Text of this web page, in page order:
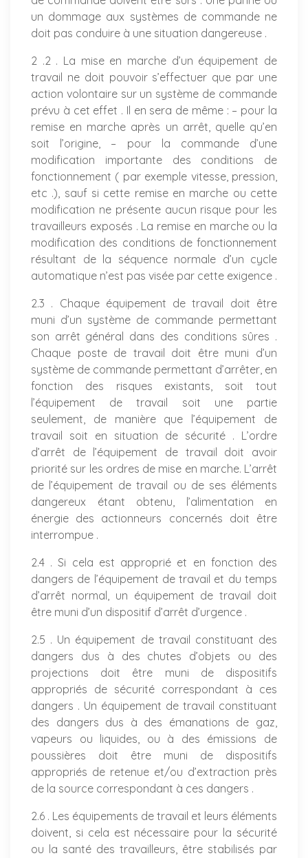
un dommage aux systèmes de commande ne
doit pas conduire à une situation dangereuse .
2 .2 . La mise en marche d’un équipement de
travail ne doit pouvoir s’effectuer que par une
action volontaire sur un système de commande
prévu à cet effet . Il en sera de même : – pour la
remise en marche après un arrêt, quelle qu’en
soit l’origine, – pour la commande d’une
modification importante des conditions de
fonctionnement ( par exemple vitesse, pression,
etc .), sauf si cette remise en marche ou cette
modification ne présente aucun risque pour les
travailleurs exposés . La remise en marche ou la
modification des conditions de fonctionnement
résultant de la séquence normale d’un cycle
automatique n’est pas visée par cette exigence .
2.3 . Chaque équipement de travail doit être
muni d’un système de commande permettant
son arrêt général dans des conditions sûres .
Chaque poste de travail doit être muni d’un
système de commande permettant d’arrêter, en
fonction des risques existants, soit tout
l’équipement de travail soit une partie
seulement, de manière que l’équipement de
travail soit en situation de sécurité . L’ordre
d’arrêt de l’équipement de travail doit avoir
priorité sur les ordres de mise en marche. L’arrêt
de l’équipement de travail ou de ses éléments
dangereux étant obtenu, l’alimentation en
énergie des actionneurs concernés doit être
interrompue .
2.4 . Si cela est approprié et en fonction des
dangers de l’équipement de travail et du temps
d’arrêt normal, un équipement de travail doit
être muni d’un dispositif d’arrêt d’urgence .
2.5 . Un équipement de travail constituant des
dangers dus à des chutes d’objets ou des
projections doit être muni de dispositifs
appropriés de sécurité correspondant à ces
dangers . Un équipement de travail constituant
des dangers dus à des émanations de gaz,
vapeurs ou liquides, ou à des émissions de
poussières doit être muni de dispositifs
appropriés de retenue et/ou d’extraction près
de la source correspondant à ces dangers .
2.6 . Les équipements de travail et leurs éléments
doivent, si cela est nécessaire pour la sécurité
ou la santé des travailleurs, être stabilisés par